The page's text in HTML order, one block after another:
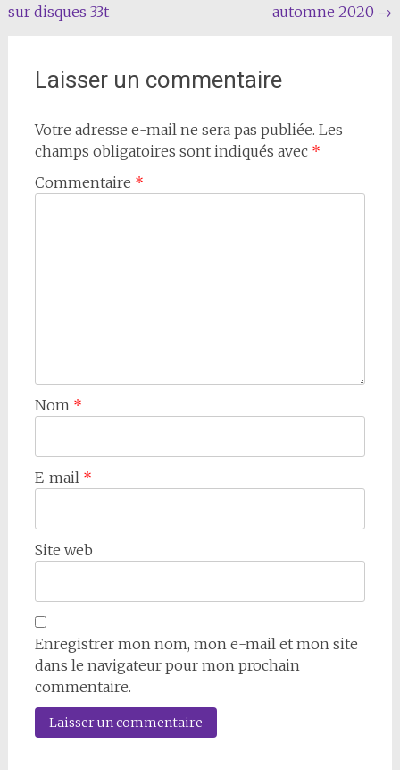
de
sur disques 33t automne 2020 →
Laisser un commentaire
Votre adresse e-mail ne sera pas publiée. Les
champs obligatoires sont indiqués avec *
Commentaire *
Nom *
E-mail *
Site web
Enregistrer mon nom, mon e-mail et mon site
dans le navigateur pour mon prochain
commentaire.